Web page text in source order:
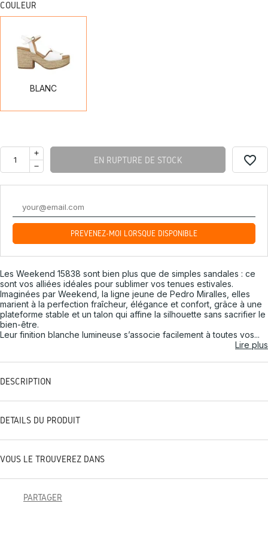
COULEUR
BLANC
EN RUPTURE DE STOCK
PRÉVENEZ-MOI LORSQUE DISPONIBLE
favorite_border
Les Weekend 15838 sont bien plus que de simples sandales : ce
sont vos alliées idéales pour sublimer vos tenues estivales.
Imaginées par Weekend, la ligne jeune de Pedro Miralles, elles
marient à la perfection fraîcheur, élégance et confort, grâce à une
plateforme stable et un talon qui affine la silhouette sans sacrifier le
bien-être.
Leur finition blanche lumineuse s’associe facilement à toutes vos...
Lire plus
DESCRIPTION
DÉTAILS DU PRODUIT
VOUS LE TROUVEREZ DANS
PARTAGER